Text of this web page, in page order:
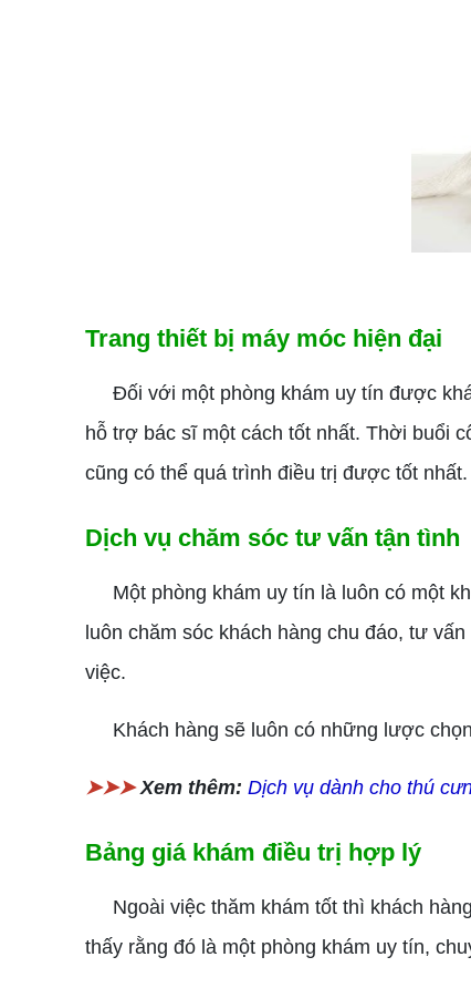
Trang thiết bị máy móc hiện đại
Đối với một phòng khám uy tín được
hỗ trợ bác sĩ một cách tốt nhất. Thời buổi
cũng có thể quá trình điều trị được tốt nhất.
Dịch vụ chăm sóc tư vấn tận tình
Một phòng khám uy tín là luôn có một
luôn chăm sóc khách hàng chu đáo, tư
việc.
Khách hàng sẽ luôn có những lược chọn
➤➤➤Xem thêm: Dịch vụ dành cho thú
Bảng giá khám điều trị hợp lý
Ngoài việc thăm khám tốt thì khách
thấy rằng đó là một phòng khám uy tín,